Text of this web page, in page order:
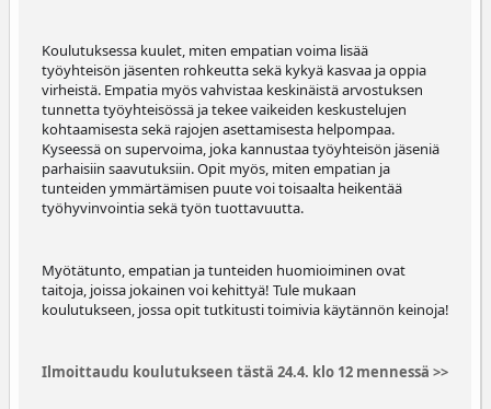
Koulutuksessa kuulet, miten empatian voima lisää
työyhteisön jäsenten rohkeutta sekä kykyä kasvaa ja oppia
virheistä. Empatia myös vahvistaa keskinäistä arvostuksen
tunnetta työyhteisössä ja tekee vaikeiden keskustelujen
kohtaamisesta sekä rajojen asettamisesta helpompaa.
Kyseessä on supervoima, joka kannustaa työyhteisön jäseniä
parhaisiin saavutuksiin. Opit myös, miten empatian ja
tunteiden ymmärtämisen puute voi toisaalta heikentää
työhyvinvointia sekä työn tuottavuutta.
Myötätunto, empatian ja tunteiden huomioiminen ovat
taitoja, joissa jokainen voi kehittyä! Tule mukaan
koulutukseen, jossa opit tutkitusti toimivia käytännön keinoja!
Ilmoittaudu koulutukseen tästä 24.4. klo 12 mennessä >>